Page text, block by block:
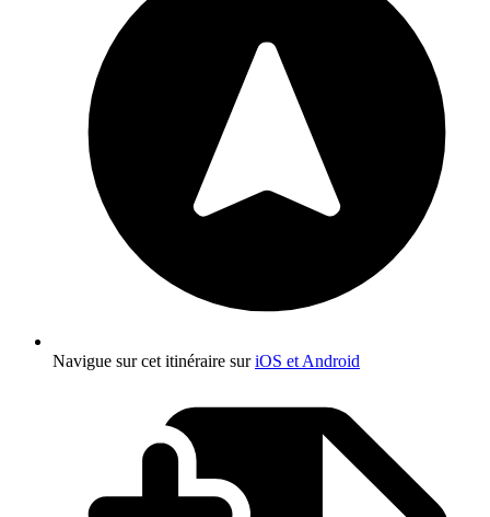
Navigue sur cet itinéraire suriOS et Android